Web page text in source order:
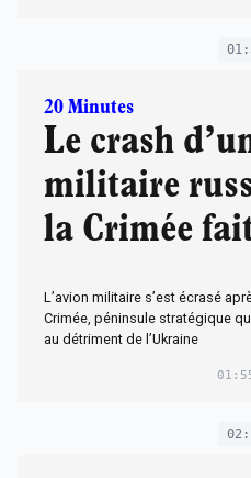
20 Minutes
Le crash
militaire
la Crimée
L’avion militaire s’est écrasé
Crimée, péninsule stratégique
au détriment de l’Ukraine